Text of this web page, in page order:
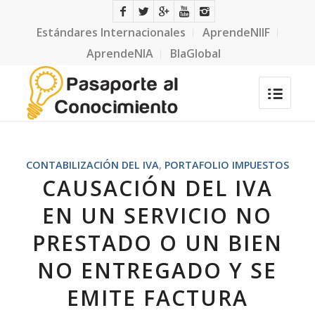
Estándares Internacionales
AprendeNIIF
AprendeNIA
BlaGlobal
CONTABILIZACIÓN DEL IVA, PORTAFOLIO IMPUESTOS
CAUSACIÓN DEL IVA
EN UN SERVICIO NO
PRESTADO O UN BIEN
NO ENTREGADO Y SE
EMITE FACTURA